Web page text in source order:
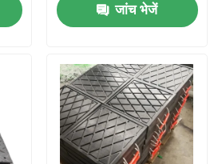
जांच भेजें